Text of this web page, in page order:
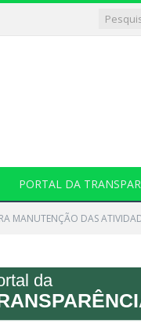
PORTAL DA
MANUTENÇÃO DAS
da